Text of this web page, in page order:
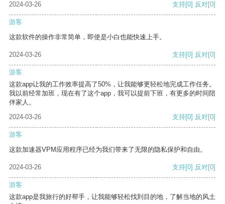
2024-03-26 支持[0] 反对[0]
游客
这款软件的操作非常简单，即使是小白也能快速上手。
2024-03-26 支持[0] 反对[0]
游客
这款app让我的工作效率提高了50%，让我能够更轻松地完成工作任务。
我以前经常加班，现在有了这个app，我可以提前下班，有更多的时间陪
伴家人。
2024-03-26
支持[0] 反对[0]
游客
这款加速器VPM应用程序已经为我们带来了无限的隐私保护和自由。
2024-03-26 支持[0] 反对[0]
游客
这款app是我旅行的好帮手，让我能够轻松找到目的地，了解当地的风土